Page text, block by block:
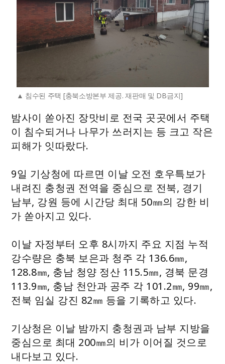
침수된 주택 [충북소방본부 제공. 재판매 및 DB금지]
밤사이 쏟아진 장맛비로 전국 곳곳에서 주택
이 침수되거나 나무가 쓰러지는 등 크고 작은
피해가 잇따랐다.
9일 기상청에 따르면 이날 오전 호우특보가
내려진 충청권 전역을 중심으로 전북, 경기
남부, 강원 등에 시간당 최대 50㎜의 강한 비
가 쏟아지고 있다.
이날 자정부터 오후 8시까지 주요 지점 누적
강수량은 충북 보은과 청주 각 136.6㎜,
128.8㎜, 충남 청양 정산 115.5㎜, 경북 문경
113.9㎜, 충남 천안과 공주 각 101.2㎜, 99㎜,
전북 임실 강진 82㎜ 등을 기록하고 있다.
기상청은 이날 밤까지 충청권과 남부 지방을
중심으로 최대 200㎜의 비가 이어질 것으로
내다보고 있다.